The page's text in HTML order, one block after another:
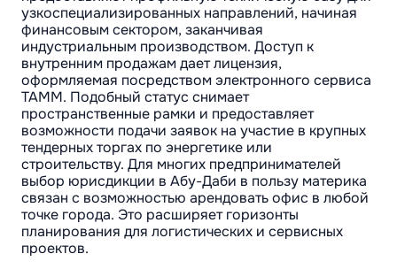
узкоспециализированных направлений, начиная
финансовым сектором, заканчивая
индустриальным производством. Доступ к
внутренним продажам дает лицензия,
оформляемая посредством электронного сервиса
TAMM. Подобный статус снимает
пространственные рамки и предоставляет
возможности подачи заявок на участие в крупных
тендерных торгах по энергетике или
строительству. Для многих предпринимателей
выбор юрисдикции в Абу-Даби в пользу материка
связан с возможностью арендовать офис в любой
точке города. Это расширяет горизонты
планирования для логистических и сервисных
проектов.